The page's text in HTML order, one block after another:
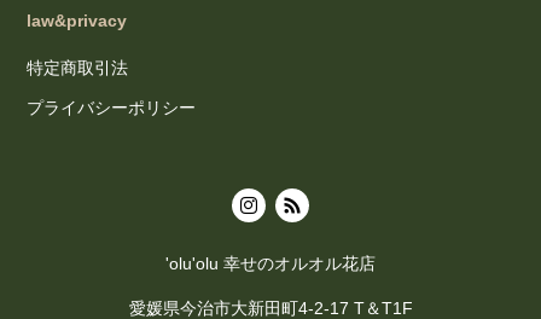
law&privacy
特定商取引法
プライバシーポリシー
'olu'olu 幸せのオルオル花店
愛媛県今治市大新田町4-2-17 T＆T1F